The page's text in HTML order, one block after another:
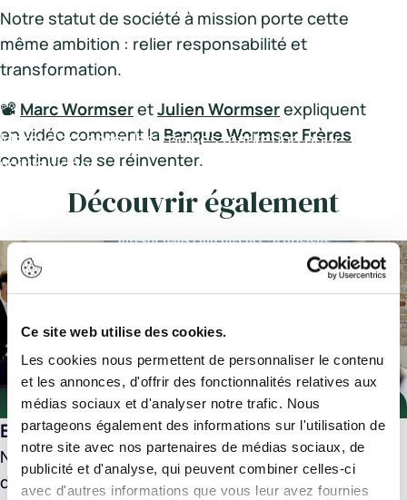
Ce site web utilise des cookies.
Les cookies nous permettent de personnaliser le contenu
et les annonces, d'offrir des fonctionnalités relatives aux
médias sociaux et d'analyser notre trafic. Nous
partageons également des informations sur l'utilisation de
notre site avec nos partenaires de médias sociaux, de
publicité et d'analyse, qui peuvent combiner celles-ci
avec d'autres informations que vous leur avez fournies
Notre statut de société à mission porte cette
même ambition : relier responsabilité et
transformation.
📽️ Marc WormseretJulien Wormserexpliquent
en vidéo comment la Banque Wormser Frères
continue de se réinventer.
Merci d'accepter les cookies marketing pour
voir la vidéo.
Découvrir également
EVÉNEMENTS |28/07/26
Evénement IA
Nous avons eu le plaisir d'accueillir nos clients lors
de deux sessions exclusives de visite privée de